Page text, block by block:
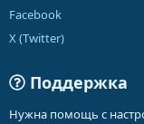
Facebook
X (Twitter)
Поддержка
Нужна помощь с